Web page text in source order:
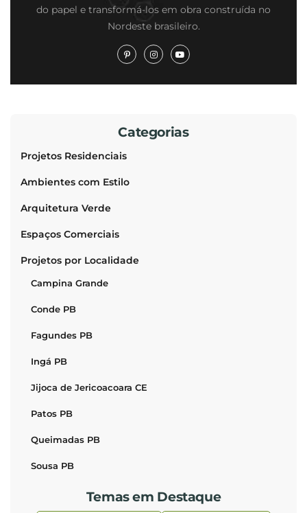
do papel e transformá-los em obra construída no
Nordeste brasileiro.
Categorias
Projetos Residenciais
Ambientes com Estilo
Arquitetura Verde
Espaços Comerciais
Projetos por Localidade
Campina Grande
Conde PB
Fagundes PB
Ingá PB
Jijoca de Jericoacoara CE
Patos PB
Queimadas PB
Sousa PB
Temas em Destaque